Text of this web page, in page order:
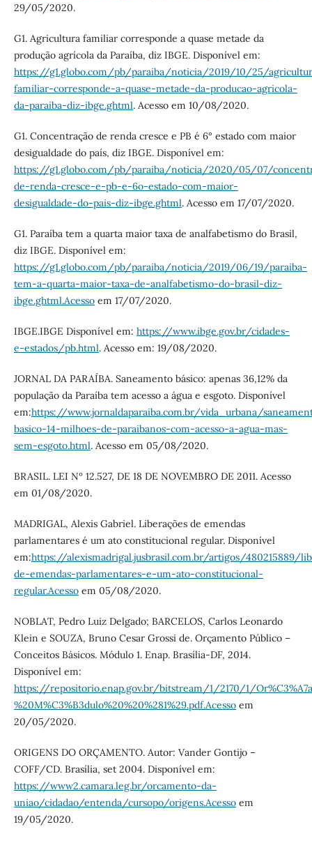
29/05/2020.
G1. Agricultura familiar corresponde a quase metade da
produção agrícola da Paraíba, diz IBGE. Disponível em:
https://g1.globo.com/pb/paraiba/noticia/2019/10/25/
familiar-corresponde-a-quase-metade-da-producao-agricola-
da-paraiba-diz-ibge.ghtml. Acesso em 10/08/2020.
G1. Concentração de renda cresce e PB é 6° estado com maior
desigualdade do país, diz IBGE. Disponível em:
https://g1.globo.com/pb/paraiba/noticia/2020/05/07/
de-renda-cresce-e-pb-e-6o-estado-com-maior-
desigualdade-do-pais-diz-ibge.ghtml. Acesso em 17/07/2020.
G1. Paraíba tem a quarta maior taxa de analfabetismo do Brasil,
diz IBGE. Disponível em:
https://g1.globo.com/pb/paraiba/noticia/2019/06/19/paraiba-
tem-a-quarta-maior-taxa-de-analfabetismo-do-brasil-diz-
ibge.ghtml.Acessoem 17/07/2020.
IBGE.IBGE Disponível em: https://www.ibge.gov.br/cidades-
e-estados/pb.html. Acesso em: 19/08/2020.
JORNAL DA PARAÍBA. Saneamento básico: apenas 36,12% da
população da Paraíba tem acesso a água e esgoto. Disponível
em:https://www.jornaldaparaiba.com.br/vida_urbana/
basico-14-milhoes-de-paraibanos-com-acesso-a-agua-mas-
sem-esgoto.html. Acesso em 05/08/2020.
BRASIL. LEI Nº 12.527, DE 18 DE NOVEMBRO DE 2011. Acesso
em 01/08/2020.
MADRIGAL, Alexis Gabriel. Liberações de emendas
parlamentares é um ato constitucional regular. Disponível
em:https://alexismadrigal.jusbrasil.com.br/artigos/480215889/
de-emendas-parlamentares-e-um-ato-constitucional-
regular.Acessoem 05/08/2020.
NOBLAT, Pedro Luiz Delgado; BARCELOS, Carlos Leonardo
Klein e SOUZA, Bruno Cesar Grossi de. Orçamento Público –
Conceitos Básicos. Módulo 1. Enap. Brasília-DF, 2014.
Disponível em:
https://repositorio.enap.gov.br/bitstream/1/2170/1/
%20M%C3%B3dulo%20%20%281%29.pdf.Acessoem
20/05/2020.
ORIGENS DO ORÇAMENTO. Autor: Vander Gontijo –
COFF/CD. Brasília, set 2004. Disponível em:
https://www2.camara.leg.br/orcamento-da-
uniao/cidadao/entenda/cursopo/origens.Acessoem
19/05/2020.